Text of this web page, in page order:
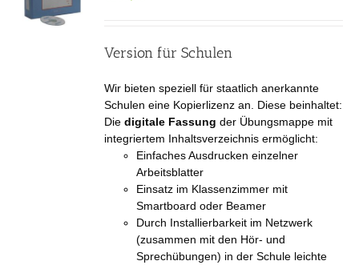
Version für Schulen
Wir bieten speziell für staatlich anerkannte
Schulen eine Kopierlizenz an. Diese beinhaltet:
Diedigitale Fassung der Übungsmappe mit
integriertem Inhaltsverzeichnis ermöglicht:
Einfaches Ausdrucken einzelner
Arbeitsblatter
Einsatz im Klassenzimmer mit
Smartboard oder Beamer
Durch Installierbarkeit im Netzwerk
(zusammen mit den Hör- und
Sprechübungen) in der Schule leichte